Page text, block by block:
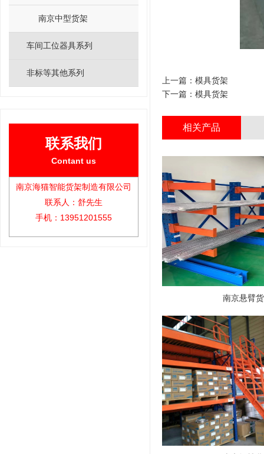
南京中型货架
车间工位器具系列
非标等其他系列
联系我们
Contant us
南京海猫智能货架制造有限公司
联系人：舒先生
手机：13951201555
上一篇： 模具货架
下一篇： 模具货架
相关产品
南京悬臂